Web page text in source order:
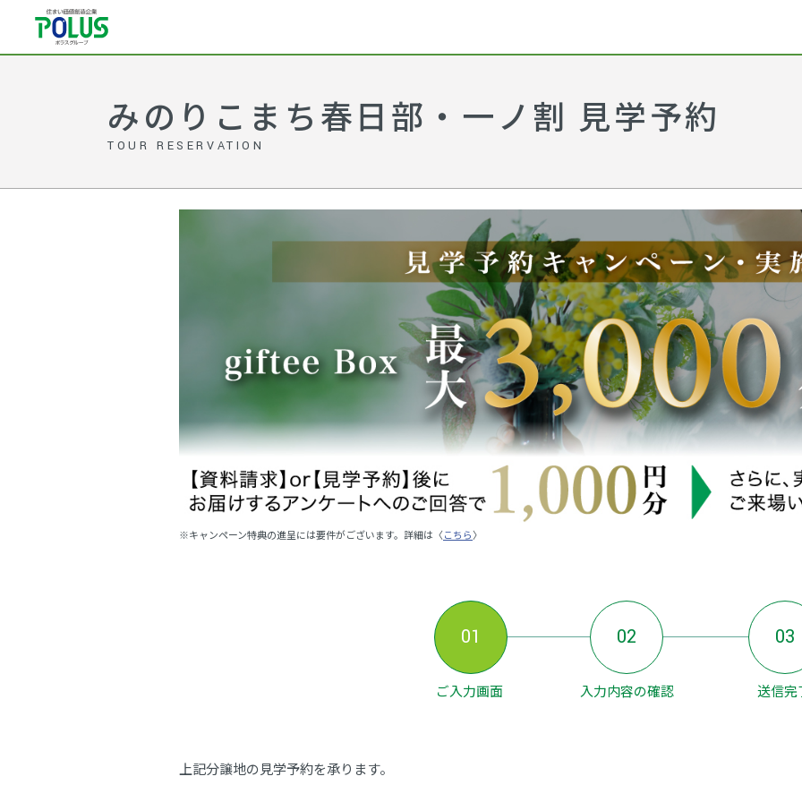
みのりこまち春日部・一ノ割 見学予約
TOUR RESERVATION
※キャンペーン特典の進呈には要件がございます。詳細は〈こちら〉
01
ご入力画面
02
入力内容の確認
03
送信完
上記分譲地の見学予約を承ります。